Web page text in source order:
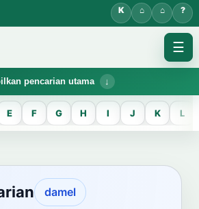
☰
pencarian utama
maknanya dalam bahasa Indonesia saat
Jawa-Indonesia.
E F G H I J K L
damel